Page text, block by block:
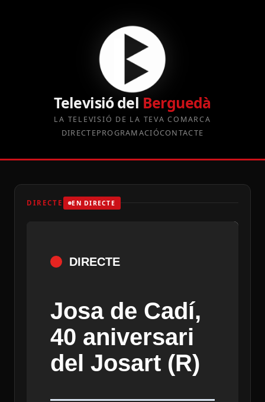
Televisió del Berguedà
LA TELEVISIÓ DE LA TEVA COMARCA
DIRECTEPROGRAMACIÓCONTACTE
DIRECTE EN DIRECTE
DIRECTE
Josa de Cadí,
40 aniversari
del Josart (R)